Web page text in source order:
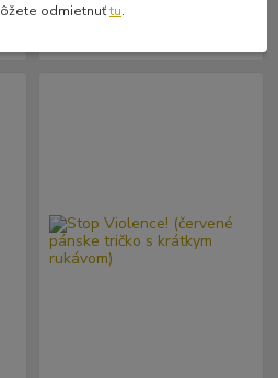
odmietnuťtu.